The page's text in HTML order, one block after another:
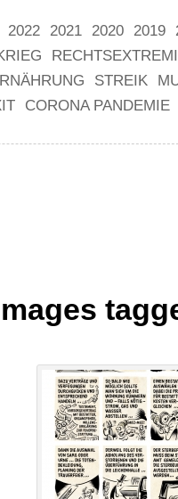
2022 2021 2020 2019
STREIK
CORONA PANDEMIE